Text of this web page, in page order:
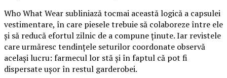
Who What Wear subliniază tocmai această logică a capsulei
vestimentare, în care piesele trebuie să colaboreze între ele
și să reducă efortul zilnic de a compune ținute. Iar revistele
care urmăresc tendințele seturilor coordonate observă
același lucru: farmecul lor stă și în faptul că pot fi
dispersate ușor în restul garderobei.